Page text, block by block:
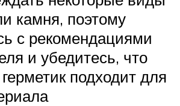
камня, поэтому
с рекомендациями
и убедитесь, что
подходит для